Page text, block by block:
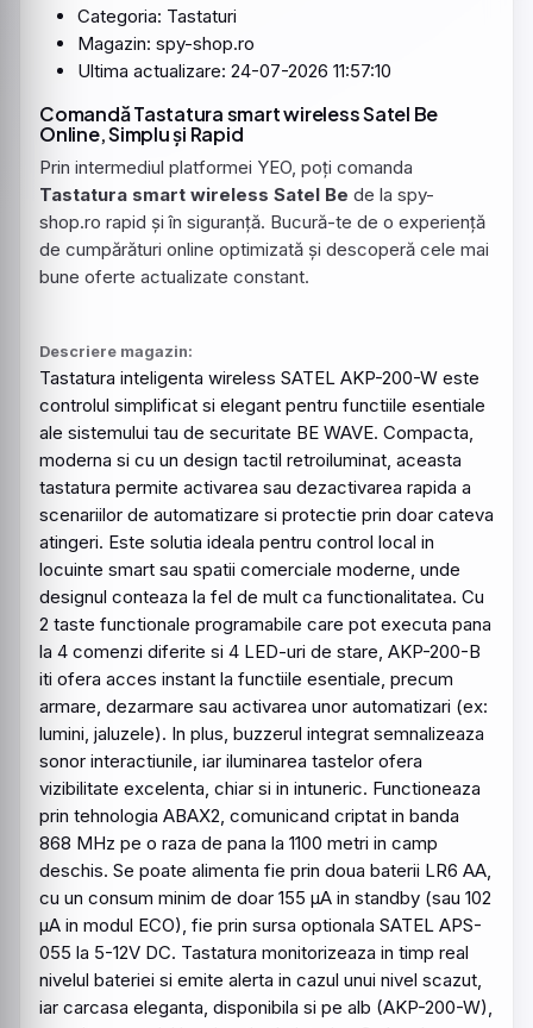
Categoria: Tastaturi
Magazin: spy-shop.ro
Ultima actualizare: 24-07-2026 11:57:10
Comandă Tastatura smart wireless Satel Be
Online, Simplu și Rapid
Prin intermediul platformei YEO, poți comanda
Tastatura smart wireless Satel Be de la spy-
shop.ro rapid și în siguranță. Bucură-te de o experiență
de cumpărături online optimizată și descoperă cele mai
bune oferte actualizate constant.
Descriere magazin:
Tastatura inteligenta wireless SATEL AKP-200-W este
controlul simplificat si elegant pentru functiile esentiale
ale sistemului tau de securitate BE WAVE. Compacta,
moderna si cu un design tactil retroiluminat, aceasta
tastatura permite activarea sau dezactivarea rapida a
scenariilor de automatizare si protectie prin doar cateva
atingeri. Este solutia ideala pentru control local in
locuinte smart sau spatii comerciale moderne, unde
designul conteaza la fel de mult ca functionalitatea. Cu
2 taste functionale programabile care pot executa pana
la 4 comenzi diferite si 4 LED-uri de stare, AKP-200-B
iti ofera acces instant la functiile esentiale, precum
armare, dezarmare sau activarea unor automatizari (ex:
lumini, jaluzele). In plus, buzzerul integrat semnalizeaza
sonor interactiunile, iar iluminarea tastelor ofera
vizibilitate excelenta, chiar si in intuneric. Functioneaza
prin tehnologia ABAX2, comunicand criptat in banda
868 MHz pe o raza de pana la 1100 metri in camp
deschis. Se poate alimenta fie prin doua baterii LR6 AA,
cu un consum minim de doar 155 µA in standby (sau 102
µA in modul ECO), fie prin sursa optionala SATEL APS-
055 la 5-12V DC. Tastatura monitorizeaza in timp real
nivelul bateriei si emite alerta in cazul unui nivel scazut,
iar carcasa eleganta, disponibila si pe alb (AKP-200-W),